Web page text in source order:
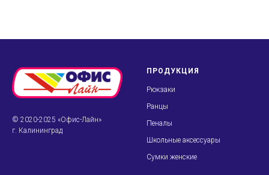
© 2020-2025 «Офис-Лайн»
г. Калининград
ПРОДУКЦИЯ
Рюкзаки
Ранцы
Пеналы
Школьные аксессуары
Сумки женские